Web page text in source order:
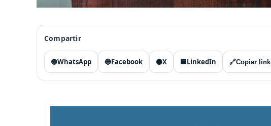
Compartir
🟢WhatsApp 🔵Facebook ⚫X 🟦LinkedIn 🔗Copiar link